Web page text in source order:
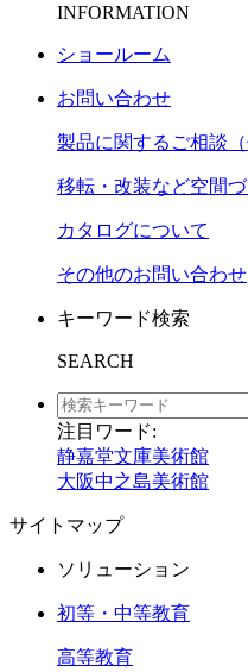
INFORMATION
ショールーム
お問い合わせ
製品に関するご相談
移転・改装など空間
カタログについて
その他のお問い合わせ
キーワード検索
SEARCH
注目ワード:
静嘉堂文庫美術館
大阪中之島美術館
サイトマップ
ソリューション
初等・中等教育
高等教育